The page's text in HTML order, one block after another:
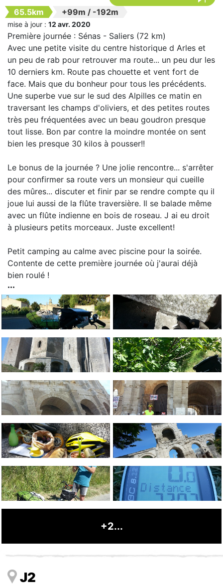
65.5km +99m / -192m
mise à jour : 12 avr. 2020
Première journée : Sénas - Saliers (72 km)
Avec une petite visite du centre historique d Arles et
un peu de rab pour retrouver ma route... un peu dur les
10 derniers km. Route pas chouette et vent fort de
face. Mais que du bonheur pour tous les précédents.
Une superbe vue sur le sud des Alpilles ce matin en
traversant les champs d'oliviers, et des petites routes
très peu fréquentées avec un beau goudron presque
tout lisse. Bon par contre la moindre montée on sent
bien les presque 30 kilos à pousser!!
Le bonus de la journée ? Une jolie rencontre... s'arrêter
pour confirmer sa route vers un monsieur qui cueille
des mûres... discuter et finir par se rendre compte qu il
joue lui aussi de la flûte traversière. Il se balade même
avec un flûte indienne en bois de roseau. J ai eu droit
à plusieurs petits morceaux. Juste excellent!
Petit camping au calme avec piscine pour la soirée.
Contente de cette première journée où j'aurai déjà
bien roulé !
+2...
J2